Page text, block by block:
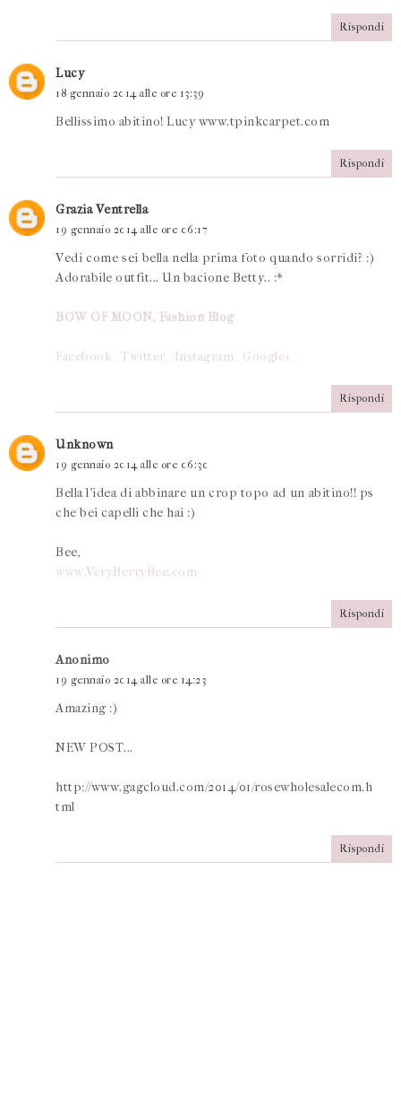
Rispondi
Lucy
18 gennaio 2014 alle ore 13:39
Bellissimo abitino! Lucy www.tpinkcarpet.com
Rispondi
Grazia Ventrella
19 gennaio 2014 alle ore 06:17
Vedi come sei bella nella prima foto quando sorridi? :)
Adorabile outfit... Un bacione Betty.. :*
BOW OF MOON, Fashion Blog
Facebook_ Twitter_ Instagram_ Google+_
Rispondi
Unknown
19 gennaio 2014 alle ore 06:30
Bella l'idea di abbinare un crop topo ad un abitino!! ps
che bei capelli che hai :)
Bee,
www.VeryBerryBee.com
Rispondi
Anonimo
19 gennaio 2014 alle ore 14:23
Amazing :)
NEW POST...
http://www.gagcloud.com/2014/01/rosewholesalecom.h
tml
Rispondi